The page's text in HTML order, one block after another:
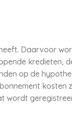
Daarvoor
kredieten,
op de
wordt